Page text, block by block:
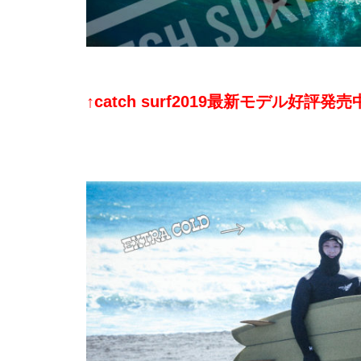
↑catch surf2019最新モデル好評発売